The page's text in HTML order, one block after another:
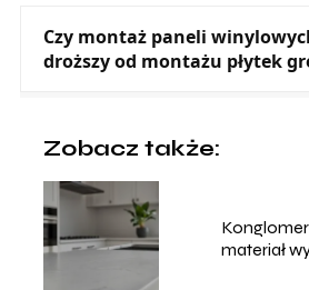
Czy montaż paneli
droższy od montażu płytek
Zobacz także:
materiał